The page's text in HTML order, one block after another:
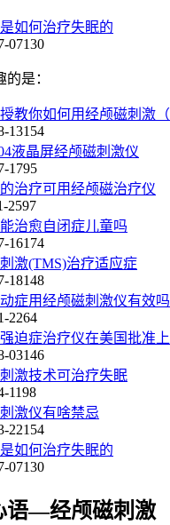
如何治疗失眠的
07130
是：
教你如何用经颅磁刺激（
13154
液晶屏经颅磁刺激仪
1795
治疗可用经颅磁治疗仪
2597
治愈自闭症儿童吗
16174
激(TMS)治疗适应症
18148
症用经颅磁刺激仪有效吗
2264
迫症治疗仪在美国批准上
03146
激技术可治疗失眠
1198
激仪有啥禁忌
22154
如何治疗失眠的
07130
语—经颅磁刺激